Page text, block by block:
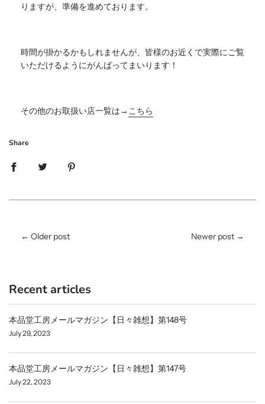
りますが、 準備を進めております。
時間が掛かるかもしれませんが、 皆様のお近くで実際にご覧
いただけるようにがんばってまいります ！
その他のお取扱い店一覧は→ こちら
Share
← Older post Newer post →
Recent articles
本品堂工房メールマガジン【日々雑想】第148号
July 29, 2023
本品堂工房メールマガジン【日々雑想】第147号
July 22, 2023